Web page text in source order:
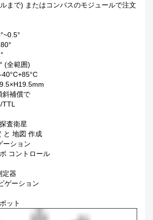
まで) またはコンパスのモジュールで注文
(全範囲)
補償で
TTL
査衛星
と 地図 作成
ーション
コントロール
定器
ゲーション
ット